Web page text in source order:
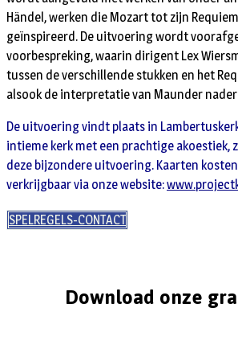
Händel, werken die Mozart tot zijn
geïnspireerd. De uitvoering wordt
voorbespreking, waarin dirigent Lex
tussen de verschillende stukken en het
alsook de interpretatie van Maunder
De uitvoering vindt plaats in
intieme kerk met een prachtige akoestiek,
deze bijzondere uitvoering. Kaarten
verkrijgbaar via onze website:
SPELREGELS-CONTACT
Download onze